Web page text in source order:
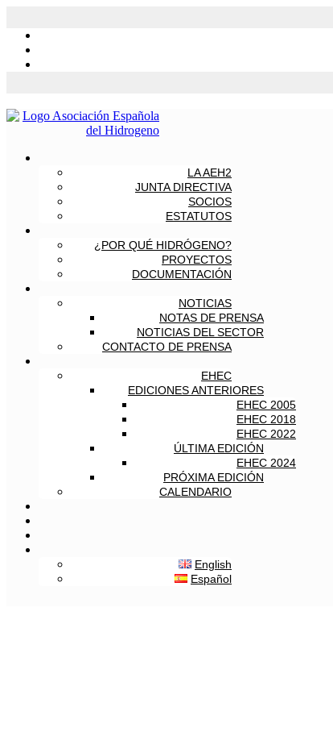
LA AEH2
JUNTA DIRECTIVA
SOCIOS
ESTATUTOS
¿POR QUÉ HIDRÓGENO?
PROYECTOS
DOCUMENTACIÓN
NOTICIAS
NOTAS DE PRENSA
NOTICIAS DEL SECTOR
CONTACTO DE PRENSA
EHEC
EDICIONES ANTERIORES
EHEC 2005
EHEC 2018
EHEC 2022
ÚLTIMA EDICIÓN
EHEC 2024
PRÓXIMA EDICIÓN
CALENDARIO
English
Español